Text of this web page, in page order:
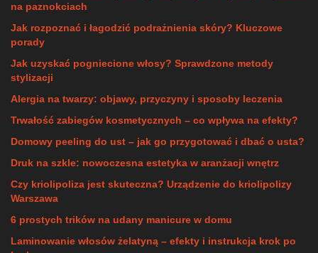
na paznokciach
Jak rozpoznać i łagodzić podrażnienia skóry? Kluczowe
porady
Jak uzyskać pogniecione włosy? Sprawdzone metody
stylizacji
Alergia na twarzy: objawy, przyczyny i sposoby leczenia
Trwałość zabiegów kosmetycznych – co wpływa na efekty?
Domowy peeling do ust – jak go przygotować i dbać o usta?
Druk na szkle: nowoczesna estetyka w aranżacji wnętrz
Czy kriolipoliza jest skuteczna? Urządzenie do kriolipolizy
Warszawa
6 prostych trików na udany manicure w domu
Laminowanie włosów żelatyną – efekty i instrukcja krok po